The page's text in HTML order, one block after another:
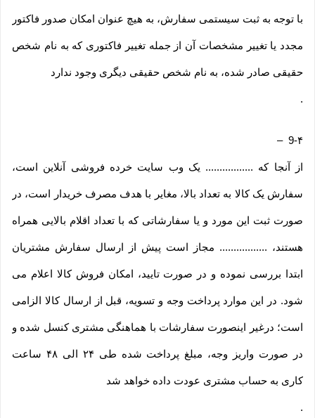
با توجه به ثبت سیستمی سفارش، به هیچ عنوان امکان صدور فاکتور
مجدد یا تغییر مشخصات آن از جمله تغییر فاکتوری که به نام شخص
حقیقی صادر شده، به نام شخص حقیقی دیگری وجود ندارد
.
9-۴ –
از آنجا که ................. یک وب ‌سایت خرده‌ فروشی آنلاین است،
سفارش یک کالا به تعداد بالا، مغایر با هدف مصرف خریدار است، در
صورت ثبت این مورد و یا سفارشاتی که با تعداد اقلام بالایی همراه
هستند، ................. مجاز است پیش از ارسال سفارش مشتریان
ابتدا بررسی نموده و در صورت تایید، امکان فروش کالا اعلام می
شود. در این موارد پرداخت وجه و تسویه، قبل از ارسال کالا الزامی
است؛ درغیر اینصورت سفارشات با هماهنگی مشتری کنسل شده و
در صورت واریز وجه، مبلغ پرداخت شده طی ۲۴ الی ۴۸ ساعت
کاری به حساب مشتری عودت داده خواهد شد
.